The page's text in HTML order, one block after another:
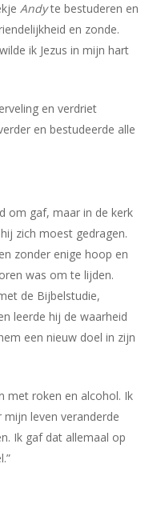
Andyte bestuderen en
en zonde.
ik Jezus in mijn hart
en verdriet
en bestudeerde alle
om gaf, maar in de kerk
zich moest gedragen.
zonder enige hoop en
was om te lijden.
de Bijbelstudie,
leerde hij de waarheid
een nieuw doel in zijn
met roken en alcohol. Ik
leven veranderde
Ik gaf dat allemaal op